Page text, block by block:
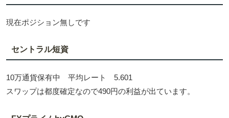
現在ポジション無しです
セントラル短資
10万通貨保有中 平均レート 5.601
スワップは都度確定なので490円の利益が出ています。